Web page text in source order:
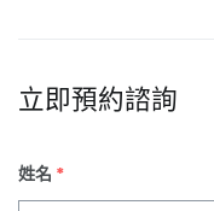
立即預約諮詢
姓名 *